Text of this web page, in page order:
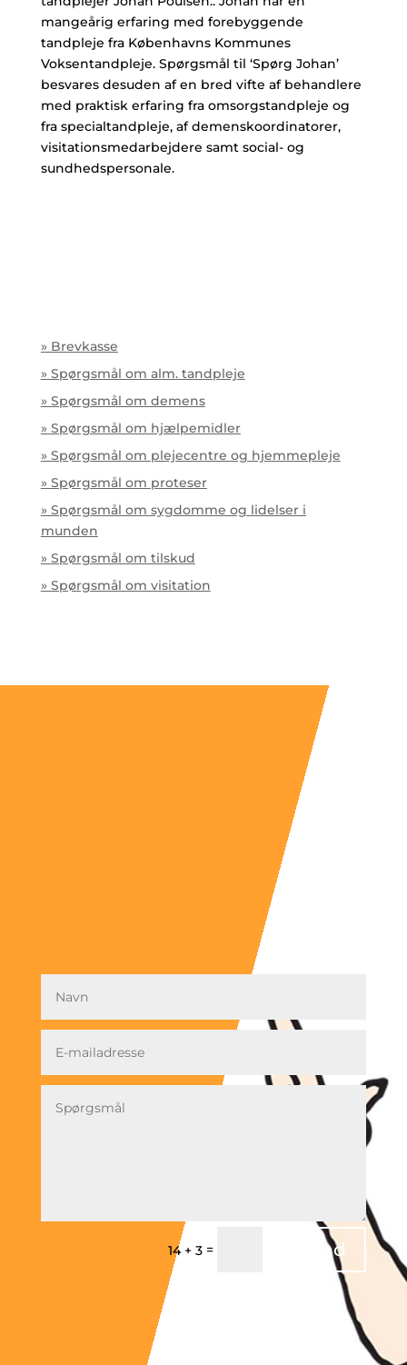
mangeårig erfaring med forebyggende
tandpleje fra Københavns Kommunes
Voksentandpleje. Spørgsmål til ‘Spørg Johan’
besvares desuden af en bred vifte af behandlere
med praktisk erfaring fra omsorgstandpleje og
fra specialtandpleje, af demenskoordinatorer,
visitationsmedarbejdere samt social- og
sundhedspersonale.
» Brevkasse
» Spørgsmål om alm. tandpleje
» Spørgsmål om demens
» Spørgsmål om hjælpemidler
» Spørgsmål om plejecentre og hjemmepleje
» Spørgsmål om proteser
» Spørgsmål om sygdomme og lidelser i
munden
» Spørgsmål om tilskud
» Spørgsmål om visitation
mailadresse
14 + 3 = Send